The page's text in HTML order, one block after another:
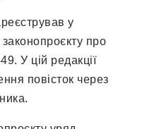
у
про
У цій редакції
повісток через